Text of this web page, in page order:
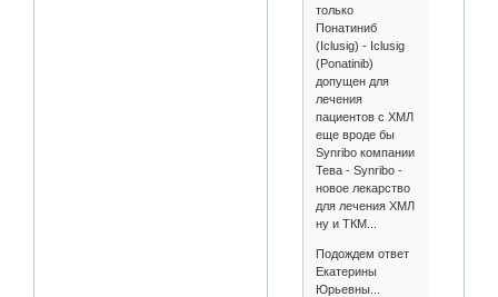
только
Понатиниб
(Iclusig) - Iclusig
(Ponatinib)
допущен для
лечения
пациентов с ХМЛ
еще вроде бы
Synribo компании
Тева - Synribo -
новое лекарство
для лечения ХМЛ
ну и ТКМ...
Подождем ответ
Екатерины
Юрьевны...